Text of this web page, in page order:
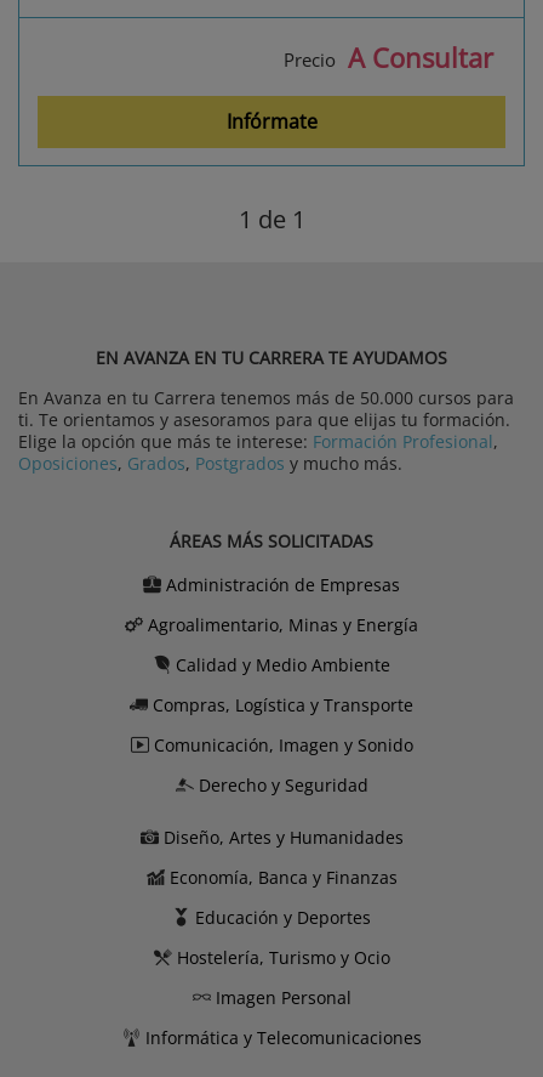
Precio A Consultar
Infórmate
1 de 1
EN AVANZA EN TU CARRERA TE AYUDAMOS
En Avanza en tu Carrera tenemos más de 50.000 cursos para
ti. Te orientamos y asesoramos para que elijas tu formación.
Elige la opción que más te interese: Formación Profesional,
Oposiciones, Grados, Postgrados y mucho más.
ÁREAS MÁS SOLICITADAS
Administración de Empresas
Agroalimentario, Minas y Energía
Calidad y Medio Ambiente
Compras, Logística y Transporte
Comunicación, Imagen y Sonido
Derecho y Seguridad
Diseño, Artes y Humanidades
Economía, Banca y Finanzas
Educación y Deportes
Hostelería, Turismo y Ocio
Imagen Personal
Informática y Telecomunicaciones